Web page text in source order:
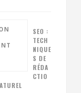
SEO :
TECH
NIQUE
S DE
RÉDA
CTIO